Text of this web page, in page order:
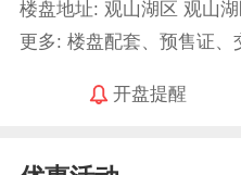
楼盘地址: 观山湖区 观山
更多: 楼盘配套、预售证
开盘提醒